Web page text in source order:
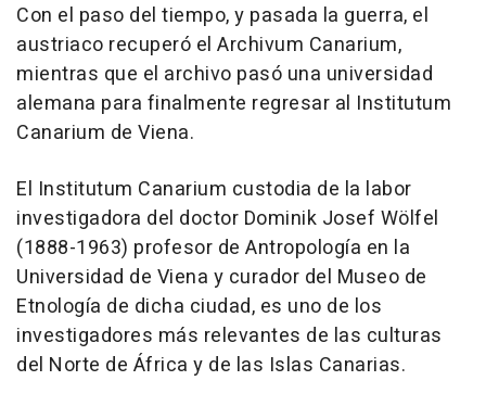
Con el paso del tiempo, y pasada la guerra, el
austriaco recuperó el Archivum Canarium,
mientras que el archivo pasó una universidad
alemana para finalmente regresar al Institutum
Canarium de Viena.
El Institutum Canarium custodia de la labor
investigadora del doctor Dominik Josef Wölfel
(1888-1963) profesor de Antropología en la
Universidad de Viena y curador del Museo de
Etnología de dicha ciudad, es uno de los
investigadores más relevantes de las culturas
del Norte de África y de las Islas Canarias.